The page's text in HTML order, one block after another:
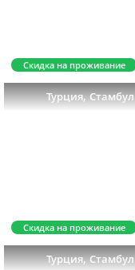
Скидка на проживание
Турция,Стамбул
Скидка на проживание
Турция,Стамбул